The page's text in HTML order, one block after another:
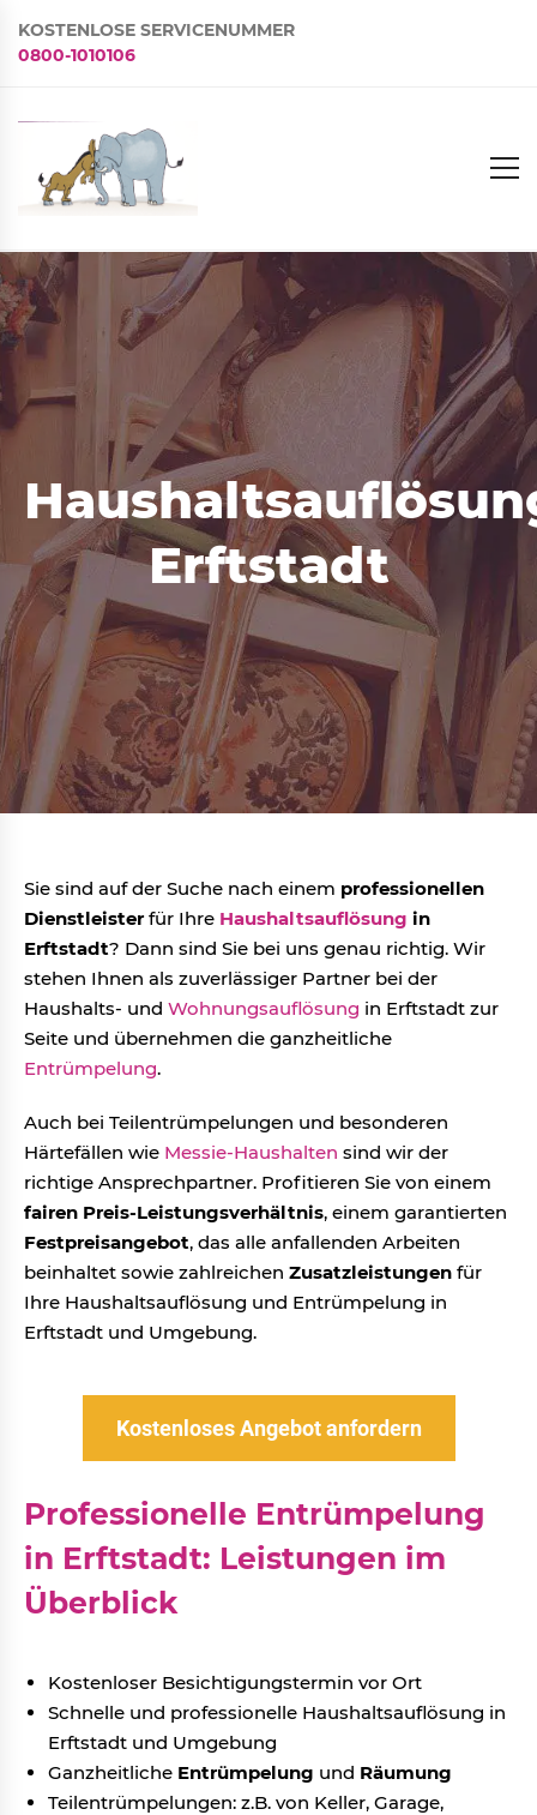
KOSTENLOSE SERVICENUMMER
0800-1010106
Erftstadt
Sie sind auf der Suche nach einem professionellen
Dienstleister für Ihre Haushaltsauflösung in
Erftstadt? Dann sind Sie bei uns genau richtig. Wir
stehen Ihnen als zuverlässiger Partner bei der
Haushalts- und Wohnungsauflösung in Erftstadt zur
Seite und übernehmen die ganzheitliche
Entrümpelung.
Auch bei Teilentrümpelungen und besonderen
Härtefällen wie Messie-Haushalten sind wir der
richtige Ansprechpartner. Profitieren Sie von einem
fairen Preis-Leistungsverhältnis, einem garantierten
Festpreisangebot, das alle anfallenden Arbeiten
beinhaltet sowie zahlreichen Zusatzleistungen für
Ihre Haushaltsauflösung und Entrümpelung in
Erftstadt und Umgebung.
Kostenloses Angebot anfordern
Professionelle Entrümpelung
in Erftstadt: Leistungen im
Überblick
Kostenloser Besichtigungstermin vor Ort
Schnelle und professionelle Haushaltsauflösung in
Erftstadt und Umgebung
Ganzheitliche Entrümpelung und Räumung
Teilentrümpelungen: z.B. von Keller, Garage,